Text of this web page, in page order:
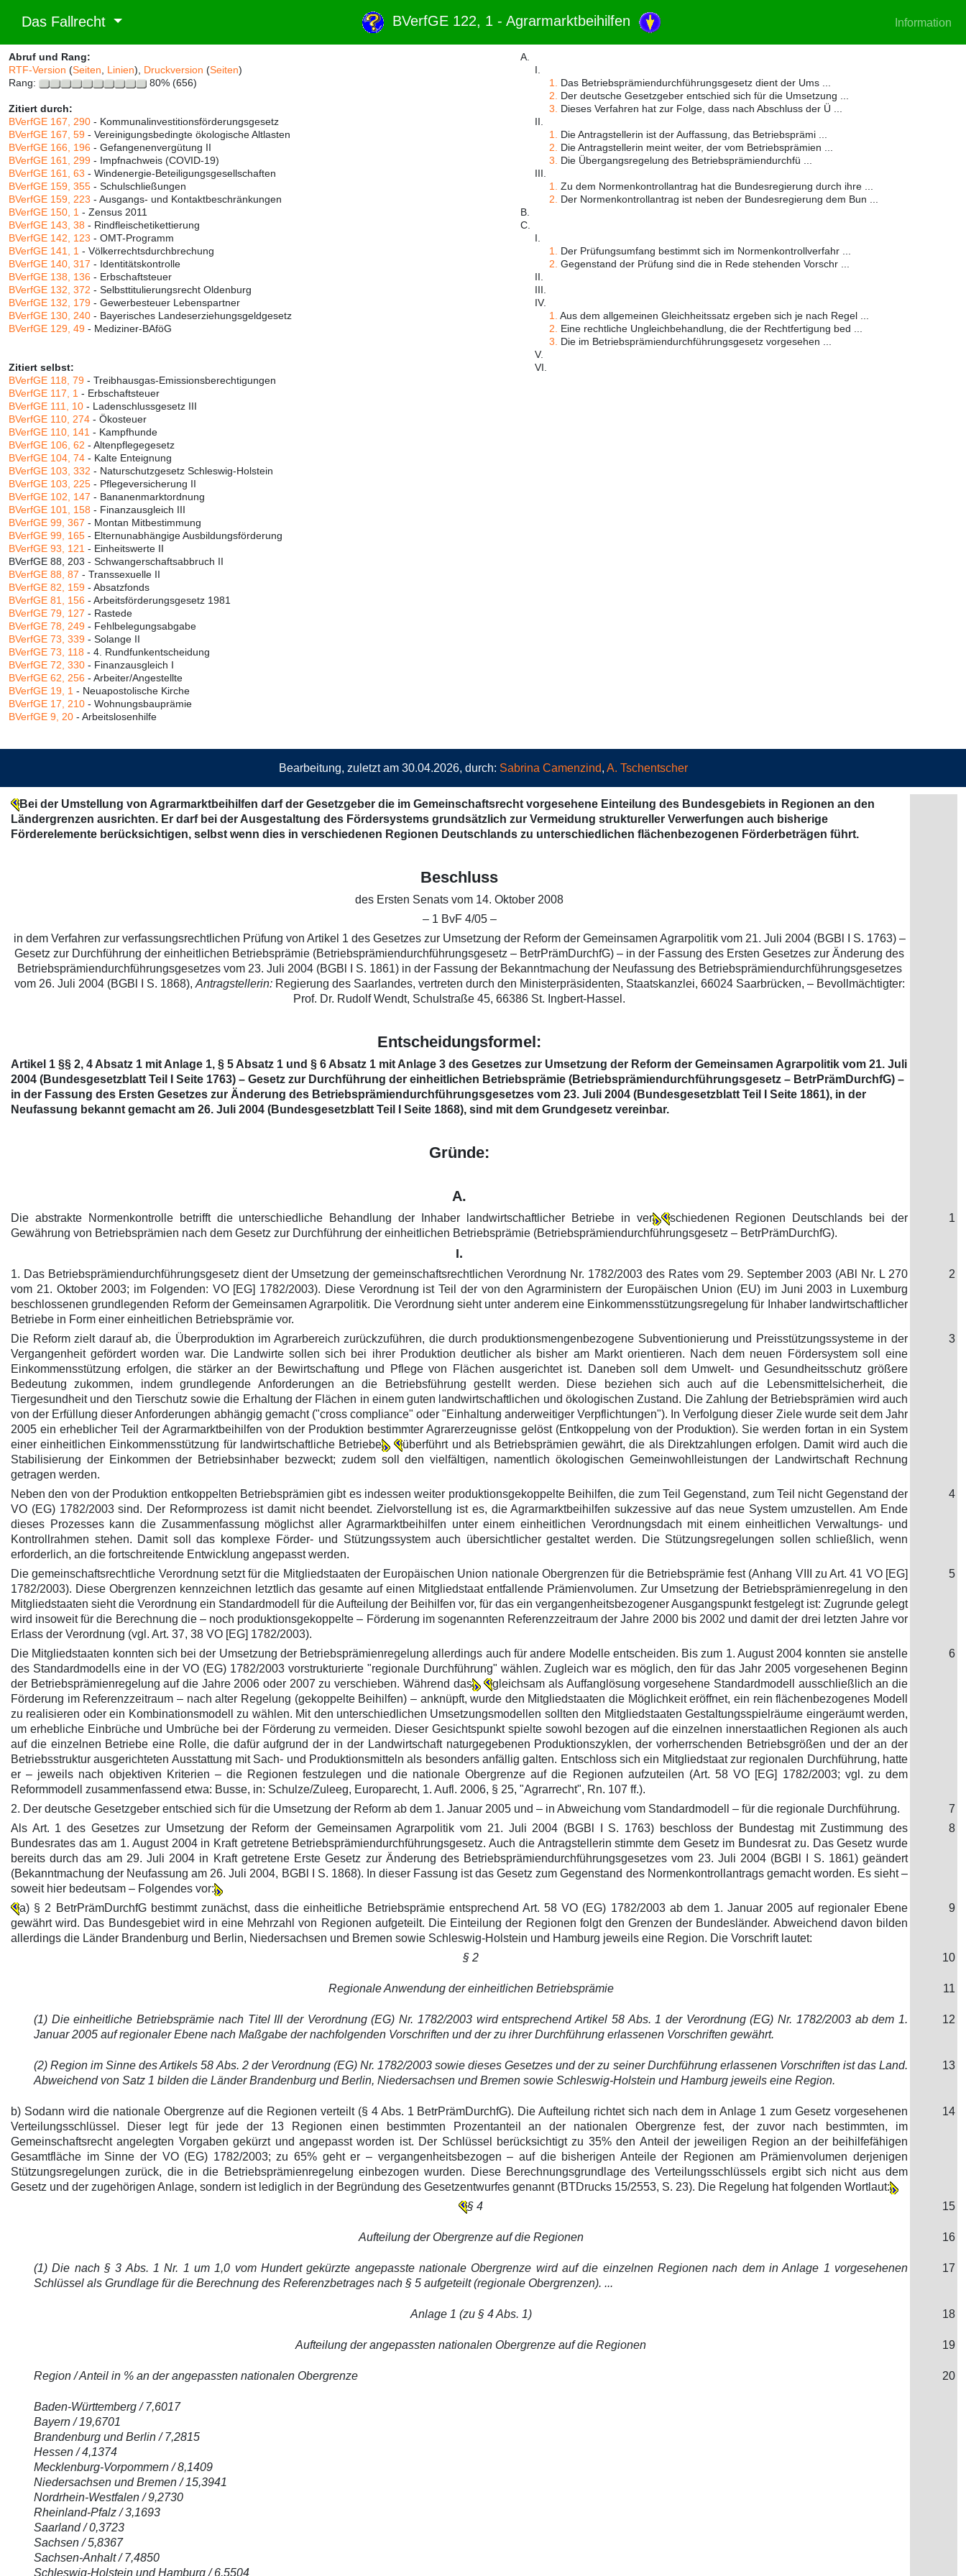
Das Fallrecht BVerfGE 122, 1 - Agrarmarktbeihilfen Information
Abruf und Rang:
RTF-Version (Seiten Linien), Druckversion (Seiten)
Rang:
80% (656)
Zitiert durch:
BVerfGE 167, 290 - Kommunalinvestitionsförderungsgesetz
BVerfGE 167, 59 - Vereinigungsbedingte ökologische Altlasten
BVerfGE 166, 196 - Gefangenenvergütung II
BVerfGE 161, 299 - Impfnachweis (COVID-19)
BVerfGE 161, 63 - Windenergie-Beteiligungsgesellschaften
BVerfGE 159, 355 - Schulschließungen
BVerfGE 159, 223 - Ausgangs- und Kontaktbeschränkungen
BVerfGE 150, 1 - Zensus 2011
BVerfGE 143, 38 - Rindfleischetikettierung
BVerfGE 142, 123 - OMT-Programm
BVerfGE 141, 1 - Völkerrechtsdurchbrechung
BVerfGE 140, 317 - Identitätskontrolle
BVerfGE 138, 136 - Erbschaftsteuer
BVerfGE 132, 372 - Selbsttitulierungsrecht Oldenburg
BVerfGE 132, 179 - Gewerbesteuer Lebenspartner
BVerfGE 130, 240 - Bayerisches Landeserziehungsgeldgesetz
BVerfGE 129, 49 - Mediziner-BAföG
Zitiert selbst:
BVerfGE 118, 79 - Treibhausgas-Emissionsberechtigungen
BVerfGE 117, 1 - Erbschaftsteuer
BVerfGE 111, 10 - Ladenschlussgesetz III
BVerfGE 110, 274 - Ökosteuer
BVerfGE 110, 141 - Kampfhunde
BVerfGE 106, 62 - Altenpflegegesetz
BVerfGE 104, 74 - Kalte Enteignung
BVerfGE 103, 332 - Naturschutzgesetz Schleswig-Holstein
BVerfGE 103, 225 - Pflegeversicherung II
BVerfGE 102, 147 - Bananenmarktordnung
BVerfGE 101, 158 - Finanzausgleich III
BVerfGE 99, 367 - Montan Mitbestimmung
BVerfGE 99, 165 - Elternunabhängige Ausbildungsförderung
BVerfGE 93, 121 - Einheitswerte II
BVerfGE 88, 203 - Schwangerschaftsabbruch II
BVerfGE 88, 87 - Transsexuelle II
BVerfGE 82, 159 - Absatzfonds
BVerfGE 81, 156 - Arbeitsförderungsgesetz 1981
BVerfGE 79, 127 - Rastede
BVerfGE 78, 249 - Fehlbelegungsabgabe
BVerfGE 73, 339 - Solange II
BVerfGE 73, 118 - 4. Rundfunkentscheidung
BVerfGE 72, 330 - Finanzausgleich I
BVerfGE 62, 256 - Arbeiter/Angestellte
BVerfGE 19, 1 - Neuapostolische Kirche
BVerfGE 17, 210 - Wohnungsbauprämie
BVerfGE 9, 20 - Arbeitslosenhilfe
A.
I.
1.
Das Betriebsprämiendurchführungsgesetz dient der Ums ...
2.
Der deutsche Gesetzgeber entschied sich für die Umsetzung ...
3.
Dieses Verfahren hat zur Folge, dass nach Abschluss der Ü ...
II.
1.
Die Antragstellerin ist der Auffassung, das Betriebsprämi ...
2.
Die Antragstellerin meint weiter, der vom Betriebsprämien ...
3.
Die Übergangsregelung des Betriebsprämiendurchfü ...
III.
1.
Zu dem Normenkontrollantrag hat die Bundesregierung durch ihre ...
2.
Der Normenkontrollantrag ist neben der Bundesregierung dem Bun ...
B.
C.
I.
1.
Der Prüfungsumfang bestimmt sich im Normenkontrollverfahr ...
2. Gegenstand der Prüfung sind die in Rede stehenden Vorschr ...
II.
III.
IV.
1.
Aus dem allgemeinen Gleichheitssatz ergeben sich je nach Regel ...
2.
Eine rechtliche Ungleichbehandlung, die der Rechtfertigung bed ...
3.
Die im Betriebsprämiendurchführungsgesetz vorgesehen ...
V.
VI.
Bearbeitung, zuletzt am 30.04.2026, durch: Sabrina Camenzind, A. Tschentscher
Bei der Umstellung von Agrarmarktbeihilfen darf der Gesetzgeber die im Gemeinschaftsrecht vorgesehene Einteilung des Bundesgebiets in Regionen an den
Ländergrenzen ausrichten. Er darf bei der Ausgestaltung des Fördersystems grundsätzlich zur Vermeidung struktureller Verwerfungen auch bisherige
Förderelemente berücksichtigen, selbst wenn dies in verschiedenen Regionen Deutschlands zu unterschiedlichen flächenbezogenen Förderbeträgen führt.
Beschluss
des Ersten Senats vom 14. Oktober 2008
– 1 BvF 4/05 –
in dem Verfahren zur verfassungsrechtlichen Prüfung von Artikel 1 des Gesetzes zur Umsetzung der Reform der Gemeinsamen Agrarpolitik vom 21. Juli 2004 (BGBl I S. 1763) –
Gesetz zur Durchführung der einheitlichen Betriebsprämie (Betriebsprämiendurchführungsgesetz – BetrPrämDurchfG) – in der Fassung des Ersten Gesetzes zur Änderung des
Betriebsprämiendurchführungsgesetzes vom 23. Juli 2004 (BGBl I S. 1861) in der Fassung der Bekanntmachung der Neufassung des Betriebsprämiendurchführungsgesetzes
vom 26. Juli 2004 (BGBl I S. 1868), Antragstellerin:Regierung des Saarlandes, vertreten durch den Ministerpräsidenten, Staatskanzlei, 66024 Saarbrücken, – Bevollmächtigter:
Prof. Dr. Rudolf Wendt, Schulstraße 45, 66386 St. Ingbert-Hassel.
Entscheidungsformel:
Artikel 1 §§ 2, 4 Absatz 1 mit Anlage 1, § 5 Absatz 1 und § 6 Absatz 1 mit Anlage 3 des Gesetzes zur Umsetzung der Reform der Gemeinsamen Agrarpolitik vom 21. Juli
2004 (Bundesgesetzblatt Teil I Seite 1763) – Gesetz zur Durchführung der einheitlichen Betriebsprämie (Betriebsprämiendurchführungsgesetz – BetrPrämDurchfG) –
in der Fassung des Ersten Gesetzes zur Änderung des Betriebsprämiendurchführungsgesetzes vom 23. Juli 2004 (Bundesgesetzblatt Teil I Seite 1861), in der
Neufassung bekannt gemacht am 26. Juli 2004 (Bundesgesetzblatt Teil I Seite 1868), sind mit dem Grundgesetz vereinbar.
Gründe:
A.
Die abstrakte Normenkontrolle betrifft die unterschiedliche Behandlung der Inhaber landwirtschaftlicher Betriebe in ver
schiedenen Regionen Deutschlands bei der
Gewährung von Betriebsprämien nach dem Gesetz zur Durchführung der einheitlichen Betriebsprämie (Betriebsprämiendurchführungsgesetz – BetrPrämDurchfG).
1
I.
1. Das Betriebsprämiendurchführungsgesetz dient der Umsetzung der gemeinschaftsrechtlichen Verordnung Nr. 1782/2003 des Rates vom 29. September 2003 (ABl Nr. L 270
vom 21. Oktober 2003; im Folgenden: VO [EG] 1782/2003). Diese Verordnung ist Teil der von den Agrarministern der Europäischen Union (EU) im Juni 2003 in Luxemburg
beschlossenen grundlegenden Reform der Gemeinsamen Agrarpolitik. Die Verordnung sieht unter anderem eine Einkommensstützungsregelung für Inhaber landwirtschaftlicher
Betriebe in Form einer einheitlichen Betriebsprämie vor.
2
Die Reform zielt darauf ab, die Überproduktion im Agrarbereich zurückzuführen, die durch produktionsmengenbezogene Subventionierung und Preisstützungssysteme in der
Vergangenheit gefördert worden war. Die Landwirte sollen sich bei ihrer Produktion deutlicher als bisher am Markt orientieren. Nach dem neuen Fördersystem soll eine
Einkommensstützung erfolgen, die stärker an der Bewirtschaftung und Pflege von Flächen ausgerichtet ist. Daneben soll dem Umwelt- und Gesundheitsschutz größere
Bedeutung zukommen, indem grundlegende Anforderungen an die Betriebsführung gestellt werden. Diese beziehen sich auch auf die Lebensmittelsicherheit, die
Tiergesundheit und den Tierschutz sowie die Erhaltung der Flächen in einem guten landwirtschaftlichen und ökologischen Zustand. Die Zahlung der Betriebsprämien wird auch
von der Erfüllung dieser Anforderungen abhängig gemacht ("cross compliance" oder "Einhaltung anderweitiger Verpflichtungen"). In Verfolgung dieser Ziele wurde seit dem Jahr
2005 ein erheblicher Teil der Agrarmarktbeihilfen von der Produktion bestimmter Agrarerzeugnisse gelöst (Entkoppelung von der Produktion). Sie werden fortan in ein System
einer einheitlichen Einkommensstützung für landwirtschaftliche Betriebe
überführt und als Betriebsprämien gewährt, die als Direktzahlungen erfolgen. Damit wird auch die
Stabilisierung der Einkommen der Betriebsinhaber bezweckt; zudem soll den vielfältigen, namentlich ökologischen Gemeinwohlleistungen der Landwirtschaft Rechnung
getragen werden.
3
Neben den von der Produktion entkoppelten Betriebsprämien gibt es indessen weiter produktionsgekoppelte Beihilfen, die zum Teil Gegenstand, zum Teil nicht Gegenstand der
VO (EG) 1782/2003 sind. Der Reformprozess ist damit nicht beendet. Zielvorstellung ist es, die Agrarmarktbeihilfen sukzessive auf das neue System umzustellen. Am Ende
dieses Prozesses kann die Zusammenfassung möglichst aller Agrarmarktbeihilfen unter einem einheitlichen Verordnungsdach mit einem einheitlichen Verwaltungs- und
Kontrollrahmen stehen. Damit soll das komplexe Förder- und Stützungssystem auch übersichtlicher gestaltet werden. Die Stützungsregelungen sollen schließlich, wenn
erforderlich, an die fortschreitende Entwicklung angepasst werden.
4
Die gemeinschaftsrechtliche Verordnung setzt für die Mitgliedstaaten der Europäischen Union nationale Obergrenzen für die Betriebsprämie fest (Anhang VIII zu Art. 41 VO [EG]
1782/2003). Diese Obergrenzen kennzeichnen letztlich das gesamte auf einen Mitgliedstaat entfallende Prämienvolumen. Zur Umsetzung der Betriebsprämienregelung in den
Mitgliedstaaten sieht die Verordnung ein Standardmodell für die Aufteilung der Beihilfen vor, für das ein vergangenheitsbezogener Ausgangspunkt festgelegt ist: Zugrunde gelegt
wird insoweit für die Berechnung die – noch produktionsgekoppelte – Förderung im sogenannten Referenzzeitraum der Jahre 2000 bis 2002 und damit der drei letzten Jahre vor
Erlass der Verordnung (vgl. Art. 37, 38 VO [EG] 1782/2003).
5
Die Mitgliedstaaten konnten sich bei der Umsetzung der Betriebsprämienregelung allerdings auch für andere Modelle entscheiden. Bis zum 1. August 2004 konnten sie anstelle
des Standardmodells eine in der VO (EG) 1782/2003 vorstrukturierte "regionale Durchführung" wählen. Zugleich war es möglich, den für das Jahr 2005 vorgesehenen Beginn
der Betriebsprämienregelung auf die Jahre 2006 oder 2007 zu verschieben. Während das
gleichsam als Auffanglösung vorgesehene Standardmodell ausschließlich an die
Förderung im Referenzzeitraum – nach alter Regelung (gekoppelte Beihilfen) – anknüpft, wurde den Mitgliedstaaten die Möglichkeit eröffnet, ein rein flächenbezogenes Modell
zu realisieren oder ein Kombinationsmodell zu wählen. Mit den unterschiedlichen Umsetzungsmodellen sollten den Mitgliedstaaten Gestaltungsspielräume eingeräumt werden,
um erhebliche Einbrüche und Umbrüche bei der Förderung zu vermeiden. Dieser Gesichtspunkt spielte sowohl bezogen auf die einzelnen innerstaatlichen Regionen als auch
auf die einzelnen Betriebe eine Rolle, die dafür aufgrund der in der Landwirtschaft naturgegebenen Produktionszyklen, der vorherrschenden Betriebsgrößen und der an der
Betriebsstruktur ausgerichteten Ausstattung mit Sach- und Produktionsmitteln als besonders anfällig galten. Entschloss sich ein Mitgliedstaat zur regionalen Durchführung, hatte
er – jeweils nach objektiven Kriterien – die Regionen festzulegen und die nationale Obergrenze auf die Regionen aufzuteilen (Art. 58 VO [EG] 1782/2003; vgl. zu dem
Reformmodell zusammenfassend etwa: Busse, in: Schulze/Zuleeg, Europarecht, 1. Aufl. 2006, § 25, "Agrarrecht", Rn. 107 ff.).
6
2. Der deutsche Gesetzgeber entschied sich für die Umsetzung der Reform ab dem 1. Januar 2005 und – in Abweichung vom Standardmodell – für die regionale Durchführung.
7
Als Art. 1 des Gesetzes zur Umsetzung der Reform der Gemeinsamen Agrarpolitik vom 21. Juli 2004 (BGBl I S. 1763) beschloss der Bundestag mit Zustimmung des
Bundesrates das am 1. August 2004 in Kraft getretene Betriebsprämiendurchführungsgesetz. Auch die Antragstellerin stimmte dem Gesetz im Bundesrat zu. Das Gesetz wurde
bereits durch das am 29. Juli 2004 in Kraft getretene Erste Gesetz zur Änderung des Betriebsprämiendurchführungsgesetzes vom 23. Juli 2004 (BGBl I S. 1861) geändert
(Bekanntmachung der Neufassung am 26. Juli 2004, BGBl I S. 1868). In dieser Fassung ist das Gesetz zum Gegenstand des Normenkontrollantrags gemacht worden. Es sieht –
soweit hier bedeutsam – Folgendes vor:
8
a) § 2 BetrPrämDurchfG bestimmt zunächst, dass die einheitliche Betriebsprämie entsprechend Art. 58 VO (EG) 1782/2003 ab dem 1. Januar 2005 auf regionaler Ebene
gewährt wird. Das Bundesgebiet wird in eine Mehrzahl von Regionen aufgeteilt. Die Einteilung der Regionen folgt den Grenzen der Bundesländer. Abweichend davon bilden
allerdings die Länder Brandenburg und Berlin, Niedersachsen und Bremen sowie Schleswig-Holstein und Hamburg jeweils eine Region. Die Vorschrift lautet:
9
§ 2 10
Regionale Anwendung der einheitlichen Betriebsprämie 11
(1) Die einheitliche Betriebsprämie nach Titel III der Verordnung (EG) Nr. 1782/2003 wird entsprechend Artikel 58 Abs. 1 der Verordnung (EG) Nr. 1782/2003 ab dem 1.
Januar 2005 auf regionaler Ebene nach Maßgabe der nachfolgenden Vorschriften und der zu ihrer Durchführung erlassenen Vorschriften gewährt.
12
(2) Region im Sinne des Artikels 58 Abs. 2 der Verordnung (EG) Nr. 1782/2003 sowie dieses Gesetzes und der zu seiner Durchführung erlassenen Vorschriften ist das Land.
Abweichend von Satz 1 bilden die Länder Brandenburg und Berlin, Niedersachsen und Bremen sowie Schleswig-Holstein und Hamburg jeweils eine Region.
13
b) Sodann wird die nationale Obergrenze auf die Regionen verteilt (§ 4 Abs. 1 BetrPrämDurchfG). Die Aufteilung richtet sich nach dem in Anlage 1 zum Gesetz vorgesehenen
Verteilungsschlüssel. Dieser legt für jede der 13 Regionen einen bestimmten Prozentanteil an der nationalen Obergrenze fest, der zuvor nach bestimmten, im
Gemeinschaftsrecht angelegten Vorgaben gekürzt und angepasst worden ist. Der Schlüssel berücksichtigt zu 35% den Anteil der jeweiligen Region an der beihilfefähigen
Gesamtfläche im Sinne der VO (EG) 1782/2003; zu 65% geht er – vergangenheitsbezogen – auf die bisherigen Anteile der Regionen am Prämienvolumen derjenigen
Stützungsregelungen zurück, die in die Betriebsprämienregelung einbezogen wurden. Diese Berechnungsgrundlage des Verteilungsschlüssels ergibt sich nicht aus dem
Gesetz und der zugehörigen Anlage, sondern ist lediglich in der Begründung des Gesetzentwurfes genannt (BTDrucks 15/2553, S. 23). Die Regelung hat folgenden Wortlaut:
14
§ 4 15
Aufteilung der Obergrenze auf die Regionen 16
(1) Die nach § 3 Abs. 1 Nr. 1 um 1,0 vom Hundert gekürzte angepasste nationale Obergrenze wird auf die einzelnen Regionen nach dem in Anlage 1 vorgesehenen
Schlüssel als Grundlage für die Berechnung des Referenzbetrages nach § 5 aufgeteilt (regionale Obergrenzen). ...
17
Anlage 1 (zu § 4 Abs. 1) 18
Aufteilung der angepassten nationalen Obergrenze auf die Regionen 19
Region / Anteil in % an der angepassten nationalen Obergrenze 20
Baden-Württemberg / 7,6017
Bayern / 19,6701
Brandenburg und Berlin / 7,2815
Hessen / 4,1374
Mecklenburg-Vorpommern / 8,1409
Niedersachsen und Bremen / 15,3941
Nordrhein-Westfalen / 9,2730
Rheinland-Pfalz / 3,1693
Saarland / 0,3723
Sachsen / 5,8367
Sachsen-Anhalt / 7,4850
Schleswig-Holstein und Hamburg / 6,5504